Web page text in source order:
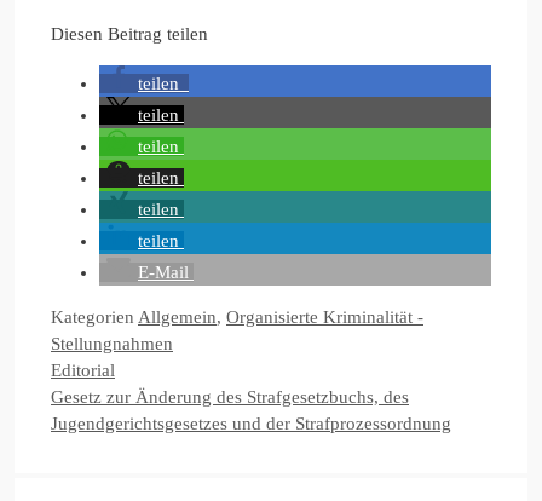
Diesen Beitrag teilen
teilen
teilen
teilen
teilen
teilen
teilen
E-Mail
Kategorien Allgemein, Organisierte Kriminalität -
Stellungnahmen
Editorial
Gesetz zur Änderung des Strafgesetzbuchs, des
Jugendgerichtsgesetzes und der Strafprozessordnung